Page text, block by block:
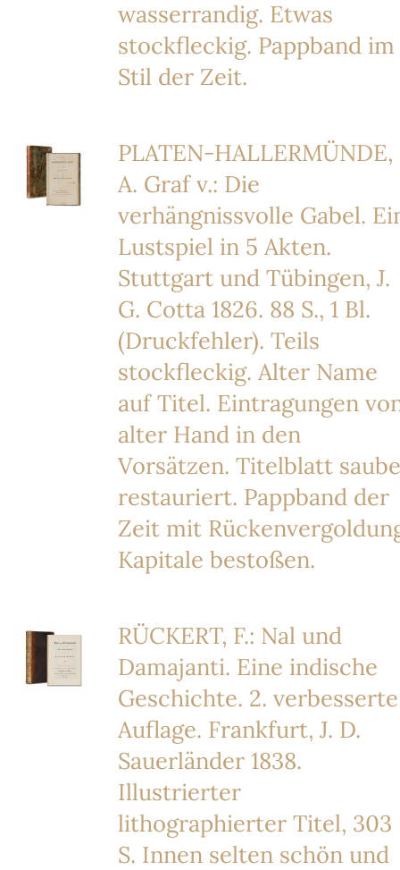
wasserrandig. Etwas
stockfleckig. Pappband im
Stil der Zeit.
PLATEN-HALLERMÜNDE,
A. Graf v.: Die
verhängnissvolle Gabel.
Lustspiel in 5 Akten.
Stuttgart und Tübingen, J.
G. Cotta 1826. 88 S., 1 Bl.
(Druckfehler). Teils
stockfleckig. Alter Name
auf Titel. Eintragungen
alter Hand in den
Vorsätzen. Titelblatt
restauriert. Pappband der
Zeit mit
Kapitale bestoßen.
RÜCKERT, F.: Nal und
Damajanti. Eine indische
Geschichte. 2. verbesserte
Auflage. Frankfurt, J. D.
Sauerländer 1838.
Illustrierter
lithographierter Titel, 303
S. Innen selten schön und